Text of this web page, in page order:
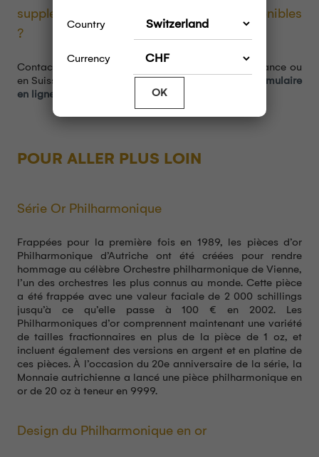
supplémentaires sur nos pièces d’or disponibles
?
Contactez l’une de nos
d’or en France ou
en Suisse, ou posez vos questions grâce à notre
formulaire
en ligne.
POUR ALLER PLUS LOIN
Série Or Philharmonique
Frappées pour la première fois en 1989, les pièces d’or
Philharmonique d’Autriche ont été créées pour rendre
hommage au célèbre Orchestre philharmonique de Vienne,
l’un des orchestres les plus connus au monde. Cette pièce
a été frappée avec une valeur faciale de 2 000 schillings
jusqu’à ce qu’elle passe à 100 € en 2002. Les
Philharmoniques d’or comprennent maintenant une variété
de tailles fractionnaires en plus de la pièce de 1 oz, et
incluent également des versions en argent et en platine de
ces pièces. À l’occasion du 20e anniversaire de la série, la
Monnaie autrichienne a lancé une pièce philharmonique en
or de 20 oz à teneur en 9999.
Design du Philharmonique en or
Country
Currency
OK